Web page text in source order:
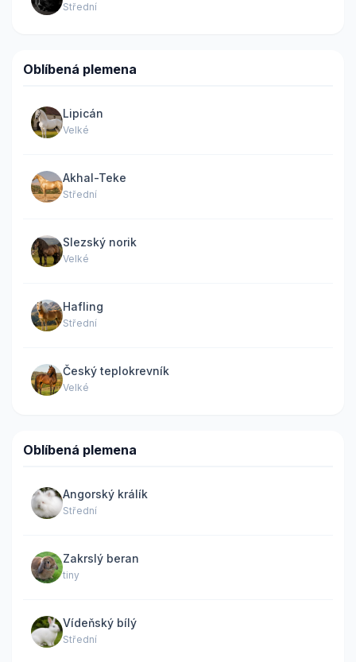
Střední
Oblíbená plemena
Lipicán
Velké
Akhal-Teke
Střední
Slezský norik
Velké
Hafling
Střední
Český teplokrevník
Velké
Oblíbená plemena
Angorský králík
Střední
Zakrslý beran
tiny
Vídeňský bílý
Střední